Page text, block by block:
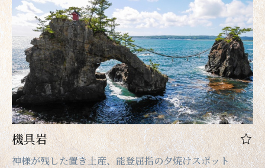
機具岩
神様が残した置き土産、能登屈指の夕焼けスポット